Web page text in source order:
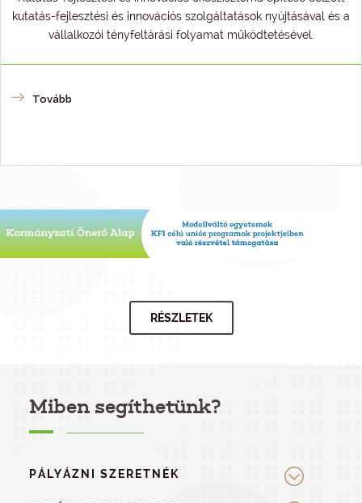
kutatás-fejlesztési és innovációs szolgáltatások nyújtásával és a
vállalkozói tényfeltárási folyamat működtetésével.
Tovább
RÉSZLETEK
Miben segíthetünk?
PÁLYÁZNI SZERETNÉK